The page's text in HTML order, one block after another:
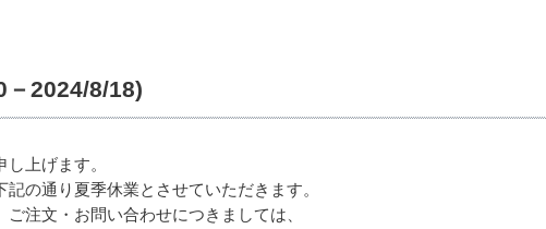
2024/8/18)
上げます。
の通り夏季休業とさせていただきます。
注文・お問い合わせにつきましては、